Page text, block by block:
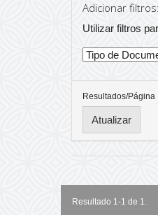
Adicionar filtros:
Utilizar filtros
Resultados/Página
Resultado 1-1 de 1.